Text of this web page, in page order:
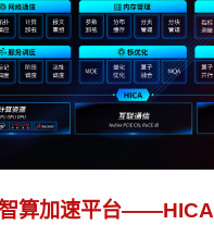
算加速平台——HICA